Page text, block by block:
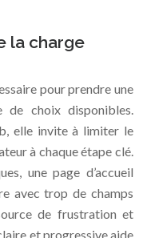
la charge
pour prendre une
de choix disponibles.
elle invite à limiter le
à chaque étape clé.
une page d’accueil
avec trop de champs
de frustration et
et progressive aide